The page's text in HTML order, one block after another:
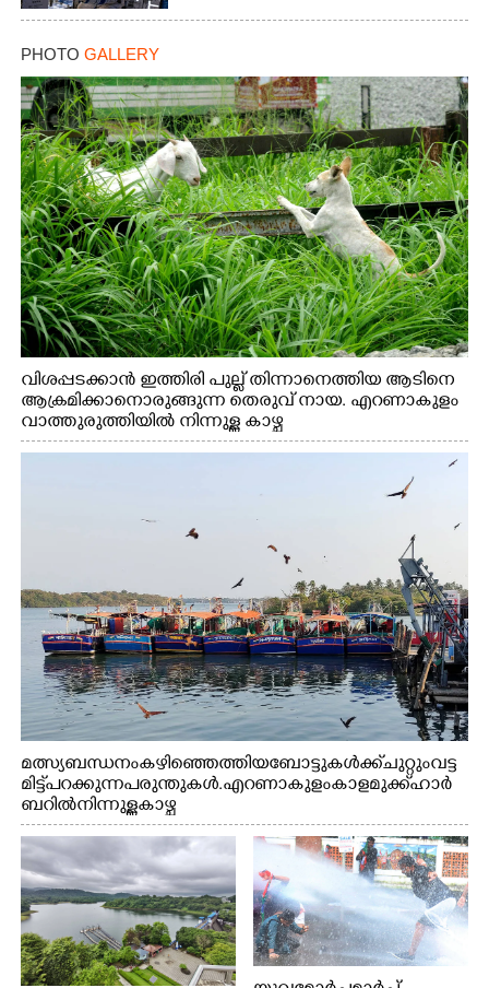
PHOTO GALLERY
വിശപ്പടക്കാൻ ഇത്തിരി പുല്ല് തിന്നാനെത്തിയ ആടിനെ
ആക്രമിക്കാനൊരുങ്ങുന്ന തെരുവ് നായ. എറണാകുളം
വാത്തുരുത്തിയിൽ നിന്നുള്ള കാഴ്ച
മത്സ്യബന്ധനം കഴിഞ്ഞെത്തിയ ബോട്ടുകൾക്ക് ചുറ്റും വട്ട
മിട്ട് പറക്കുന്ന പരുന്തുകൾ. എറണാകുളം കാളമുക്ക് ഹാർ
ബറിൽ നിന്നുള്ള കാഴ്ച